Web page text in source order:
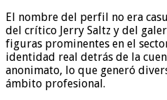
El nombre del perfil no era
del crítico Jerry Saltz y del
figuras prominentes en el
identidad real detrás de la
anonimato, lo que generó
ámbito profesional.